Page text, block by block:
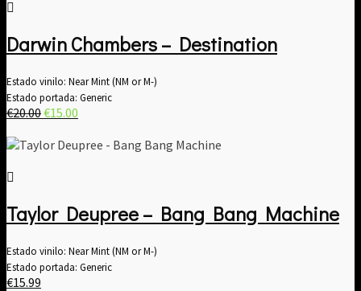
Darwin Chambers – Destination
Estado vinilo: Near Mint (NM or M-)
Estado portada: Generic
€20.00El
original
€15.00
actual
Taylor Deupree – Bang Bang Machine
Estado vinilo: Near Mint (NM or M-)
Estado portada: Generic
€15.99